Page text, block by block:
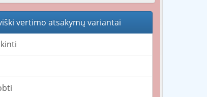
vertimo atsakymų variantai